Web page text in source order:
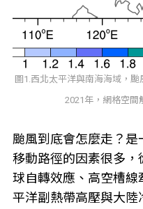
圖1.西北太平洋與南海海域，
2021年，網格空間
颱風到底會怎麼走？
移動路徑的因素很多
球自轉效應、高空槽
平洋副熱帶高壓與大